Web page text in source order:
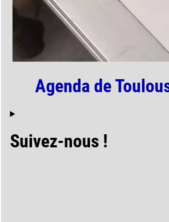
Agenda de
Suivez-nous !